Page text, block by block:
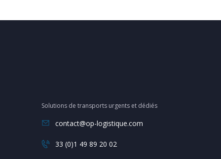
Solutions de transports urgents et dédiés
contact@op-logistique.com
33 (0)1 49 89 20 02